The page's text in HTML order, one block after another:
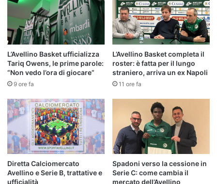
L’Avellino Basket ufficializza
Tariq Owens, le prime parole:
“Non vedo l’ora di giocare”
9 ore fa
L’Avellino Basket completa il
roster: è fatta per il lungo
straniero, arriva un ex Napoli
11 ore fa
Diretta Calciomercato
Avellino e Serie B, trattative e
ufficialità
Spadoni verso la cessione in
Serie C: come cambia il
mercato dell’Avellino